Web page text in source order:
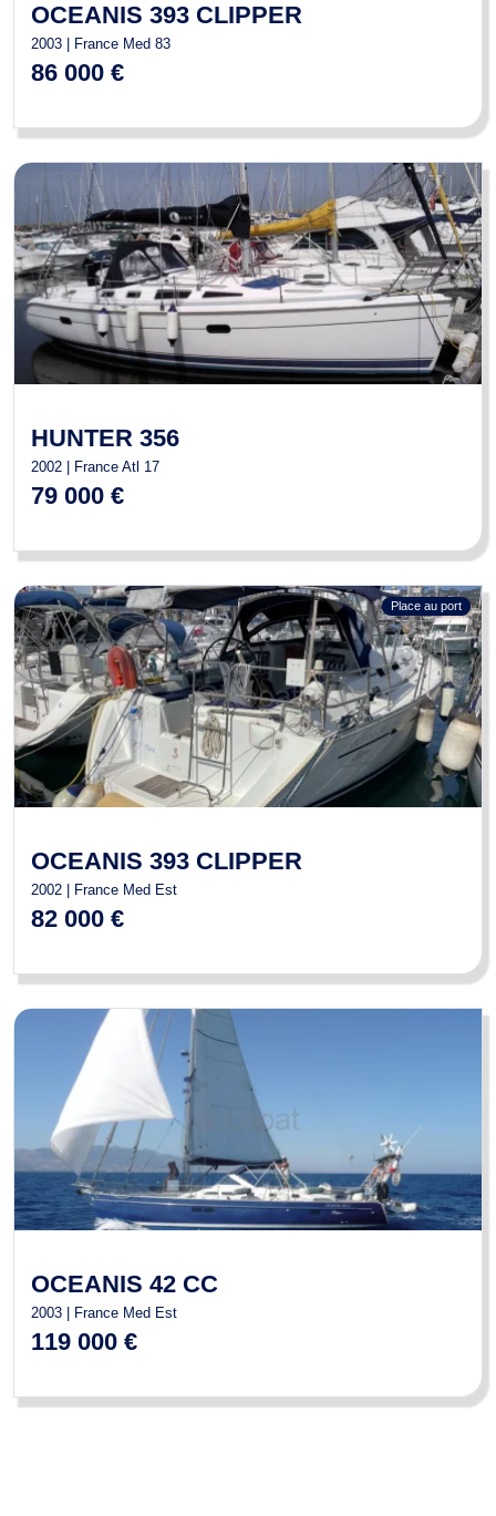
OCEANIS 393 CLIPPER
2003 | France Med 83
86 000 €
HUNTER 356
2002 | France Atl 17
79 000 €
Place au port
OCEANIS 393 CLIPPER
2002 | France Med Est
82 000 €
OCEANIS 42 CC
2003 | France Med Est
119 000 €